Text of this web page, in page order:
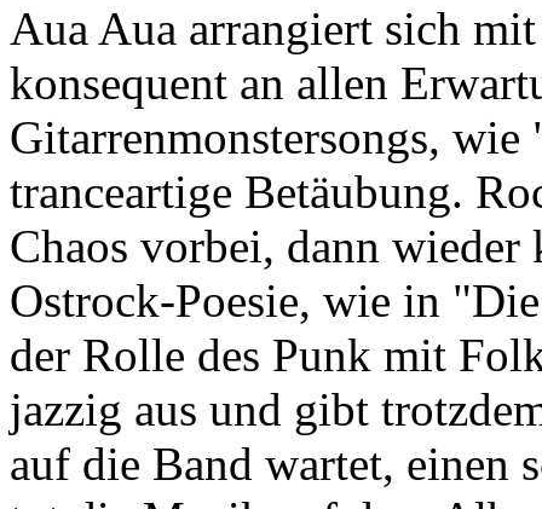
Aua Aua arrangiert sich
konsequent an allen
Gitarrenmonstersongs,
tranceartige Betäubung.
Chaos vorbei, dann
Ostrock-Poesie, wie in
der Rolle des Punk mit
jazzig aus und gibt
auf die Band wartet, einen